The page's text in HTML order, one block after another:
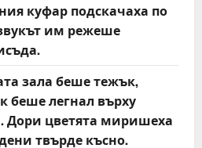
куфар подскачаха по
им режеше
зала беше тежък,
беше легнал върху
Дори цветята миришеха
твърде късно.